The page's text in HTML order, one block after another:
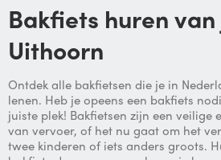
Bakfiets huren van je buren in
Uithoorn
Ontdek alle bakfietsen die je in
lenen. Heb je opeens een bakfiets
juiste plek! Bakfietsen zijn een veilige
van vervoer, of het nu gaat om het
twee kinderen of iets anders groots.